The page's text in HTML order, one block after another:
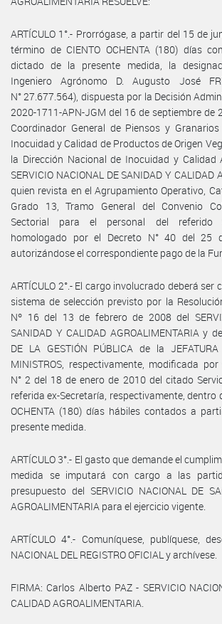
ARTÍCULO 1°.- Prorrógase, a partir del 15 de
término de CIENTO OCHENTA (180) días
dictado de la presente medida, la
Ingeniero Agrónomo D. Augusto José
N° 27.677.564), dispuesta por la Decisión
2020-1711-APN-JGM del 16 de septiembre de
Coordinador General de Piensos y
Inocuidad y Calidad de Productos de Origen
la Dirección Nacional de Inocuidad y Calidad
SERVICIO NACIONAL DE SANIDAD Y CALIDAD
quien revista en el Agrupamiento Operativo,
Grado 13, Tramo General del Convenio
Sectorial para el personal del referido
homologado por el Decreto N° 40 del 25
autorizándose el correspondiente pago de la
ARTÍCULO 2°.- El cargo involucrado deberá ser
sistema de selección previsto por la
Nº 16 del 13 de febrero de 2008 del
SANIDAD Y CALIDAD AGROALIMENTARIA y
DE LA GESTIÓN PÚBLICA de la
MINISTROS, respectivamente, modificada
N° 2 del 18 de enero de 2010 del citado
referida ex-Secretaría, respectivamente, dentro
OCHENTA (180) días hábiles contados a
presente medida.
ARTÍCULO 3°.- El gasto que demande el
medida se imputará con cargo a las
presupuesto del SERVICIO NACIONAL DE
AGROALIMENTARIA para el ejercicio vigente.
ARTÍCULO 4°.- Comuníquese, publíquese,
NACIONAL DEL REGISTRO OFICIAL y archívese.
FIRMA: Carlos Alberto PAZ - SERVICIO
CALIDAD AGROALIMENTARIA.